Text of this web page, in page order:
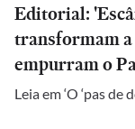
Editorial:
transformam
empurram o
Leia em ‘O ‘pas de